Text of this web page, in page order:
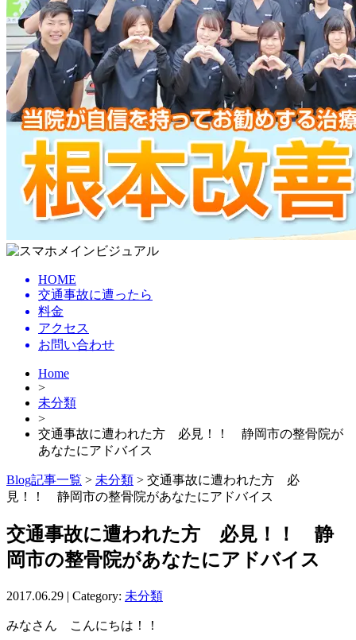
HOME
交通事故に遭ったら
料金
アクセス
お問い合わせ
Home
>
未分類
>
交通事故に遭われた方 必見！！ 静岡市の整骨院が
あなたにアドバイス
Blog記事一覧 > 未分類 > 交通事故に遭われた方 必
見！！ 静岡市の整骨院があなたにアドバイス
交通事故に遭われた方 必見！！ 静
岡市の整骨院があなたにアドバイス
2017.06.29 | Category: 未分類
みなさん こんにちは！！